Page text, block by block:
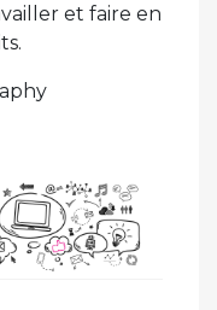
et faire en